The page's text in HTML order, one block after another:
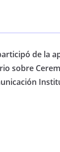
de la
sobre